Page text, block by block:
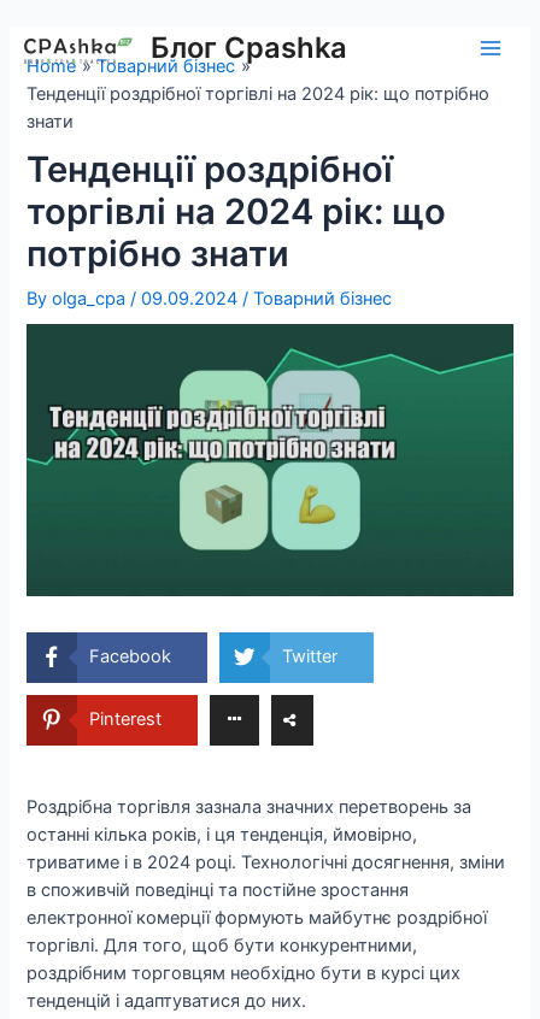
content
Блог Cpashka
Home
Товарний бізнес
Тенденції роздрібної торгівлі на 2024 рік: що потрібно
знати
Тенденції роздрібної
торгівлі на 2024 рік: що
потрібно знати
Byolga_cpa/09.09.2024/Товарний бізнес
Facebook Twitter
Pinterest
Роздрібна торгівля зазнала значних перетворень за
останні кілька років, і ця тенденція, ймовірно,
триватиме і в 2024 році. Технологічні досягнення, зміни
в споживчій поведінці та постійне зростання
електронної комерції формують майбутнє роздрібної
торгівлі. Для того, щоб бути конкурентними,
роздрібним торговцям необхідно бути в курсі цих
тенденцій і адаптуватися до них.